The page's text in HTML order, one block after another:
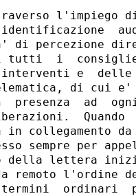
l'impiego
di percezione
di tutti  i
e  delle
di cui
presenza  ad
Quando
in collegamento
sempre per
della lettera
remoto l'ordine
termini  ordinari